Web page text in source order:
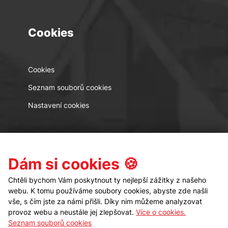
Cookies
Cookies
Seznam souborů cookies
Nastavení cookies
Kontakt Sledujte nás
Dám si cookies 🍪
Chtěli bychom Vám poskytnout ty nejlepší zážitky z našeho
webu. K tomu používáme soubory cookies, abyste zde našli
vše, s čím jste za námi přišli. Díky nim můžeme analyzovat
provoz webu a neustále jej zlepšovat. Více o cookies.
Seznam souborů cookies